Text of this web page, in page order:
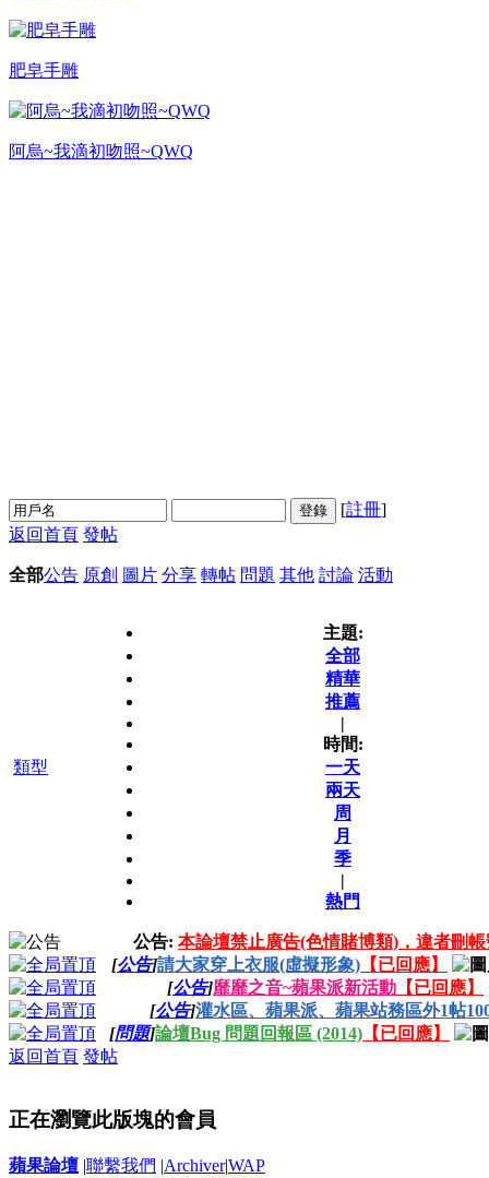
肥皂手雕
阿烏~我滴初吻照~QWQ
登錄 [註冊]
返回首頁 發帖
全部公告 原創 圖片 分享 轉帖 問題 其他 討論 活動
類型
主題:
全部
精華
推薦
|
時間:
一天
兩天
周
月
季
|
熱門
公告: 本論壇禁止廣告(色情賭博類)，違者刪
[公告]請大家穿上衣服(虛擬形象) 【已回應】
[公告]靡靡之音~蘋果派新活動 【已回應】
[公告]灌水區、蘋果派、蘋果站務區外1帖
[問題]論壇Bug 問題回報區 (2014) 【已回應】
返回首頁 發帖
正在瀏覽此版塊的會員
蘋果論壇 |聯繫我們 |Archiver|WAP